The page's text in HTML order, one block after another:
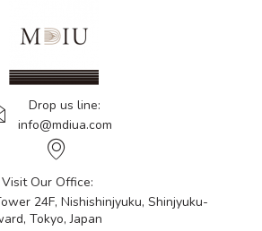
Drop us line:
info@mdiua.com
Visit Our Office:
24F, Nishishinjyuku, Shinjyuku-
Tokyo, Japan